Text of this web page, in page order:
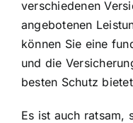
verschiedenen
angebotenen
können Sie eine
und die
besten Schutz
Es ist auch ratsam,